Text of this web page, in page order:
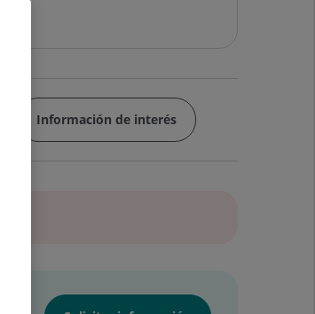
Información de interés